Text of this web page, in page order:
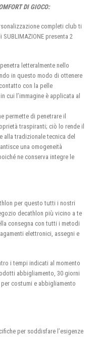
DI GIOCO:
completi club ti
presenta 2
letteralmente nello
in questo modo di ottenere
con la pelle
cui l’immagine è applicata al
permette di penetrare il
traspiranti; ciò lo rende il
alla tradizionale tecnica del
una omogeneità
ne conserva integre le
per questo tutti i nostri
decathlon più vicino a te
consegna con tutti i metodi
elettronici, assegni e
i tempi indicati al momento
abbigliamento, 30 giorni
costumi e abbigliamento
per soddisfare l’esigenze